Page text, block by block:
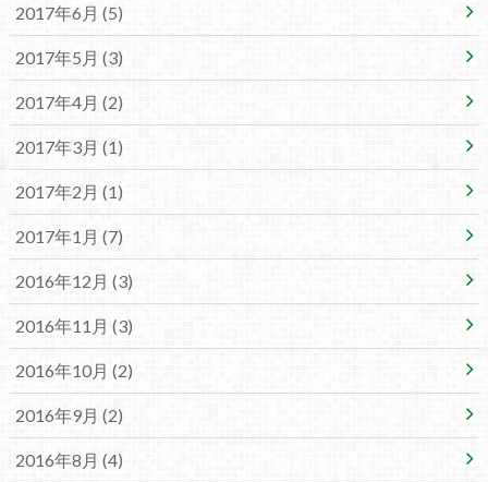
2017年6月 (5)
2017年5月 (3)
2017年4月 (2)
2017年3月 (1)
2017年2月 (1)
2017年1月 (7)
2016年12月 (3)
2016年11月 (3)
2016年10月 (2)
2016年9月 (2)
2016年8月 (4)